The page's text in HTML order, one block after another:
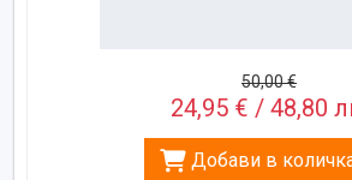
50,00 €
24,95 € / 48,80
Добави в